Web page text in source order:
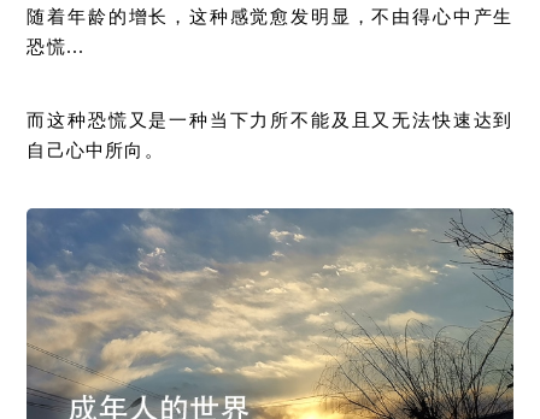
随着年龄的增长，这种感觉愈发明显，不由得心中产生
恐慌...
而这种恐慌又是一种当下力所不能及且又无法快速达到
自己心中所向。